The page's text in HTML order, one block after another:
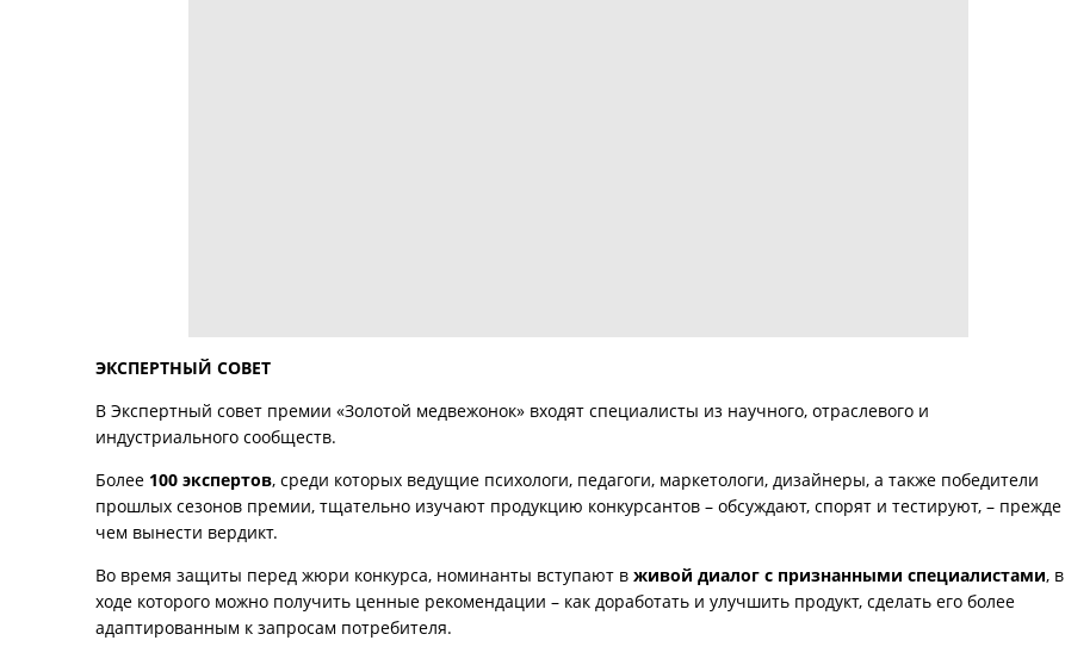
ЭКСПЕРТНЫЙ СОВЕТ
В Экспертный совет премии «Золотой медвежонок» входят специалисты из научного, отраслевого и
индустриального сообществ.
Более 100 экспертов, среди которых ведущие психологи, педагоги, маркетологи, дизайнеры, а также победители
прошлых сезонов премии, тщательно изучают продукцию конкурсантов – обсуждают, спорят и тестируют, – прежде
чем вынести вердикт.
Во время защиты перед жюри конкурса, номинанты вступают вживой диалог с признанными специалистами, в
ходе которого можно получить ценные рекомендации – как доработать и улучшить продукт, сделать его более
адаптированным к запросам потребителя.